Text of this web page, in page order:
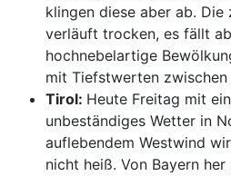
klingen diese aber ab.
verläuft trocken, es fällt
hochnebelartige
mit Tiefstwerten zwischen
Tirol: Heute Freitag mit
unbeständiges Wetter in
auflebendem Westwind
nicht heiß. Von Bayern